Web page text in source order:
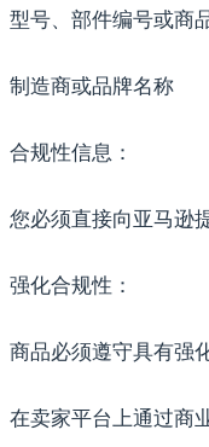
型号、部件编号或商
制造商或品牌名称
合规性信息：
您必须直接向亚马逊
强化合规性：
商品必须遵守具有强
在卖家平台上通过商